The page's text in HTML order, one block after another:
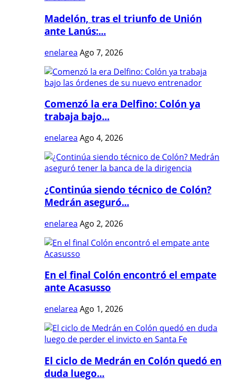
Madelón, tras el triunfo de Unión
ante Lanús:...
enelarea Ago 7, 2026
Comenzó la era Delfino: Colón ya
trabaja bajo...
enelarea Ago 4, 2026
¿Continúa siendo técnico de Colón?
Medrán aseguró...
enelarea Ago 2, 2026
En el final Colón encontró el empate
ante Acasusso
enelarea Ago 1, 2026
El ciclo de Medrán en Colón quedó en
duda luego...